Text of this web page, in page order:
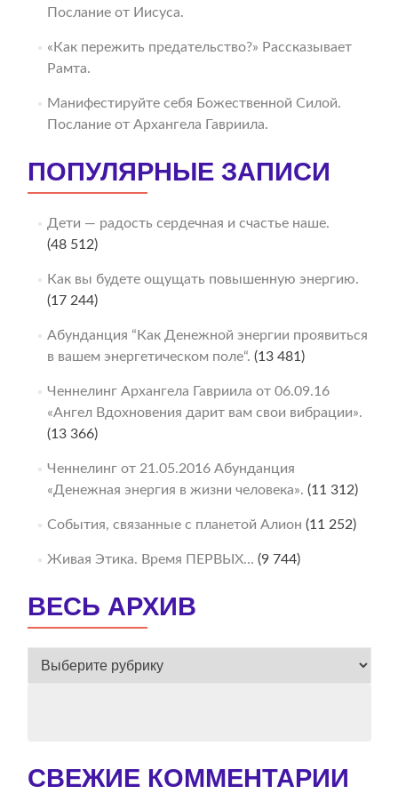
Послание от Иисуса.
«Как пережить предательство?» Рассказывает
Рамта.
Манифестируйте себя Божественной Силой.
Послание от Архангела Гавриила.
ПОПУЛЯРНЫЕ ЗАПИСИ
Дети — радость сердечная и счастье наше.
(48 512)
Как вы будете ощущать повышенную энергию.
(17 244)
Абунданция “Как Денежной энергии проявиться
в вашем энергетическом поле“. (13 481)
Ченнелинг Архангела Гавриила от 06.09.16
«Ангел Вдохновения дарит вам свои вибрации».
(13 366)
Ченнелинг от 21.05.2016 Абунданция
«Денежная энергия в жизни человека». (11 312)
События, связанные с планетой Алион (11 252)
Живая Этика. Время ПЕРВЫХ… (9 744)
ВЕСЬ АРХИВ
ВЕСЬ
СВЕЖИЕ КОММЕНТАРИИ